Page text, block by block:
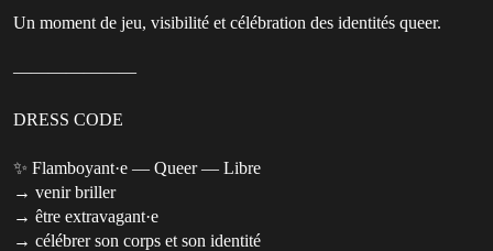
Un moment de jeu, visibilité et célébration des identités queer.
———————
DRESS CODE
✨ Flamboyant·e — Queer — Libre
→ venir briller
→ être extravagant·e
→ célébrer son corps et son identité